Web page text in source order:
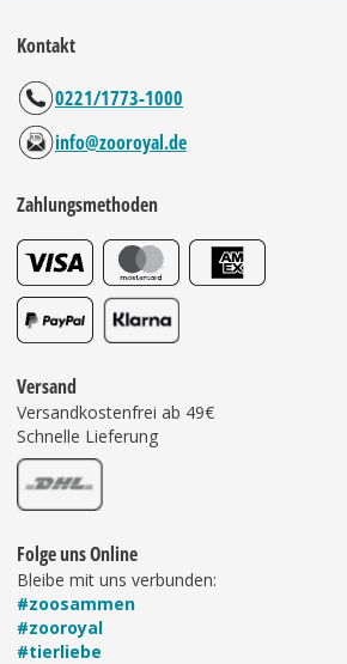
Kontakt
0221/1773-1000
info@zooroyal.de
Zahlungsmethoden
Versand
Versandkostenfrei ab 49€
Schnelle Lieferung
Folge uns Online
Bleibe mit uns verbunden:
#zoosammen
#zooroyal
#tierliebe